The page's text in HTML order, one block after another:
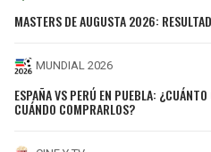
MASTERS DE AUGUSTA 2026:
MUNDIAL 2026
ESPAÑA VS PERÚ EN PUEBLA:
CUÁNDO COMPRARLOS?